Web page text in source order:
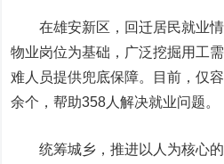
在雄安新区，回迁居民就业情
物业岗位为基础，广泛挖掘用工
难人员提供兜底保障。目前，仅
余个，帮助358人解决就业问题。
统筹城乡，推进以人为核心的